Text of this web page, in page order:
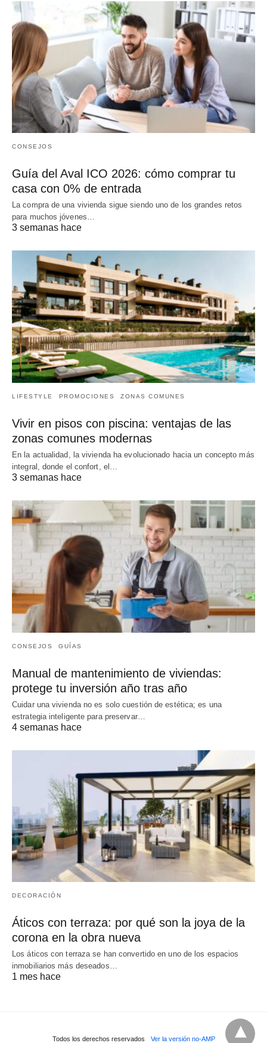
CONSEJOS
Guía del Aval ICO 2026: cómo comprar tu
casa con 0% de entrada
La compra de una vivienda sigue siendo uno de los grandes retos
para muchos jóvenes…
3 semanas hace
LIFESTYLE PROMOCIONES ZONAS COMUNES
Vivir en pisos con piscina: ventajas de las
zonas comunes modernas
En la actualidad, la vivienda ha evolucionado hacia un concepto más
integral, donde el confort, el…
3 semanas hace
CONSEJOS GUÍAS
Manual de mantenimiento de viviendas:
protege tu inversión año tras año
Cuidar una vivienda no es solo cuestión de estética; es una
estrategia inteligente para preservar…
4 semanas hace
DECORACIÓN
Áticos con terraza: por qué son la joya de la
corona en la obra nueva
Los áticos con terraza se han convertido en uno de los espacios
inmobiliarios más deseados…
1 mes hace
Todos los derechos reservados Ver la versión no-AMP